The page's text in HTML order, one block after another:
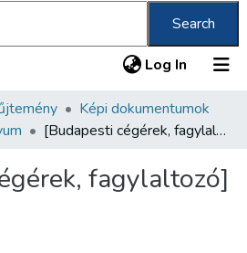
Search
Log In (current)
Képi dokumentumok
[Budapesti cégérek, fagylaltozó]
fagylaltozó]